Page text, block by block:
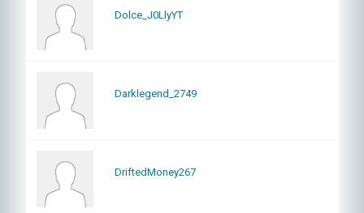
Dolce_J0LlyYT
Darklegend_2749
DriftedMoney267